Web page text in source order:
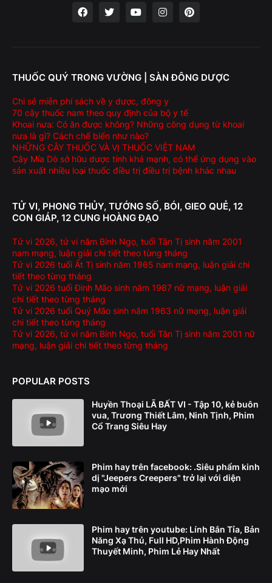
THUỐC QUÝ TRONG VƯỜNG | SÀN ĐÔNG DƯỢC
Chi sẻ miễn phí sách về y dược, đông y
70 cây thuốc nam theo quy định của bộ y tế
Khoai nưa: Có ăn được không? Những công dụng từ khoai
nưa là gì? Cách chế biến như nào?
NHỮNG CÂY THUỐC VÀ VỊ THUỐC VIỆT NAM
Cây Mía Dò sở hữu dược tính khá mạnh, có thể ứng dụng vào
sản xuất nhiều loại thuốc điều trị điều trị bệnh khác nhau
TỬ VI, PHONG THỦY, TƯỚNG SỐ, BÓI, GIEO QUẺ, 12
CON GIÁP, 12 CUNG HOÀNG ĐẠO
Tử vi 2026, tử vi năm Bính Ngọ, tuổi Tân Tị sinh năm 2001
nam mạng, luận giải chi tiết theo từng tháng
Tử vi 2026 tuổi Ất Tị sinh năm 1965 nam mạng, luận giải chi
tiết theo từng tháng
Tử vi 2026 tuổi Đinh Mão sinh năm 1987 nữ mạng, luận giải
chi tiết theo từng tháng
Tử vi 2026 tuổi Quý Mão sinh năm 1963 nữ mạng, luận giải
chi tiết theo từng tháng
Tử vi 2026, tử vi năm Bính Ngọ, tuổi Tân Tị sinh năm 2001 nữ
mạng, luận giải chi tiết theo từng tháng
POPULAR POSTS
Huyền Thoại LÃ BẤT VI - Tập 10, kẻ buôn
vua, Trương Thiết Lâm, Ninh Tịnh, Phim
Cổ Trang Siêu Hay
Phim hay trên facebook: .Siêu phẩm kinh
dị "Jeepers Creepers" trở lại với diện
mạo mới
Phim hay trên youtube: Lính Bắn Tỉa, Bản
Năng Xạ Thủ, Full HD,Phim Hành Động
Thuyết Minh, Phim Lẻ Hay Nhất